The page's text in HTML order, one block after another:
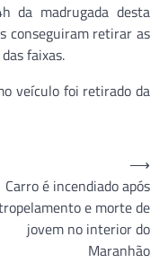
da madrugada desta
conseguiram retirar as
faixas.
veículo foi retirado da
Carro é incendiado após
e morte de
jovem no interior do
Maranhão
⟶